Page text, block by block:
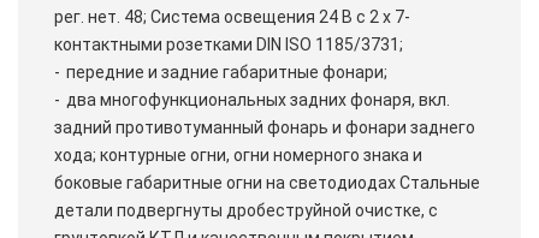
рег. нет. 48; Система освещения 24 В с 2 x 7-
контактными розетками DIN ISO 1185/3731;
передние и задние габаритные фонари;
два многофункциональных задних фонаря, вкл.
задний противотуманный фонарь и фонари заднего
хода; контурные огни, огни номерного знака и
боковые габаритные огни на светодиодах Стальные
детали подвергнуты дробеструйной очистке, с